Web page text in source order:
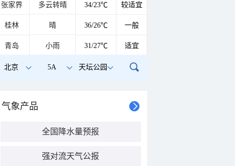
张家界 多云转晴 34/23℃ 较适宜
桂林 晴 36/26℃ 一般
青岛 小雨 31/27℃ 适宜
北京 5A 天坛公园
气象产品
全国降水量预报
强对流天气公报